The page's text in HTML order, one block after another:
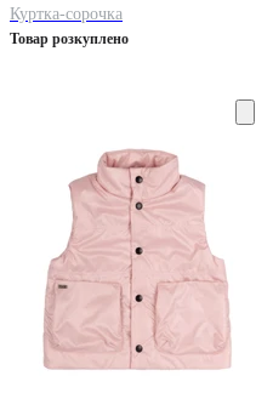
Куртка-сорочка
Товар розкуплено